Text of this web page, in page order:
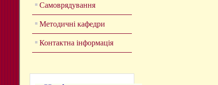
Самоврядування
Методичні кафедри
Контактна інформація